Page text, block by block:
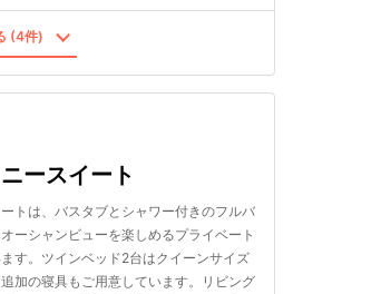
(4件)
ースイート
トは、バスタブとシャワー付きのフルバ
ーシャンビューを楽しめるプライベート
す。ツインベッド2台はクイーンサイズ
加の寝具もご用意しています。リビング